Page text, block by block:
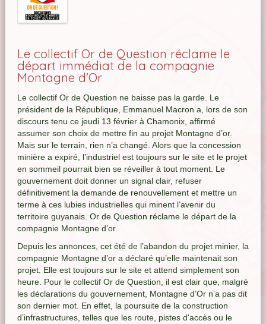
Le collectif Or de Question réclame le
départ immédiat de la compagnie
Montagne d'Or
Le collectif Or de Question ne baisse pas la garde. Le
président de la République, Emmanuel Macron a, lors de son
discours tenu ce jeudi 13 février à Chamonix, affirmé
assumer son choix de mettre fin au projet Montagne d’or.
Mais sur le terrain, rien n’a changé. Alors que la concession
minière a expiré, l’industriel est toujours sur le site et le projet
en sommeil pourrait bien se réveiller à tout moment. Le
gouvernement doit donner un signal clair, refuser
définitivement la demande de renouvellement et mettre un
terme à ces lubies industrielles qui minent l’avenir du
territoire guyanais. Or de Question réclame le départ de la
compagnie Montagne d’or.
Depuis les annonces, cet été de l’abandon du projet minier, la
compagnie Montagne d’or a déclaré qu’elle maintenait son
projet. Elle est toujours sur le site et attend simplement son
heure. Pour le collectif Or de Question, il est clair que, malgré
les déclarations du gouvernement, Montagne d’Or n’a pas dit
son dernier mot. En effet, la poursuite de la construction
d’infrastructures, telles que les route, pistes d'accès ou le